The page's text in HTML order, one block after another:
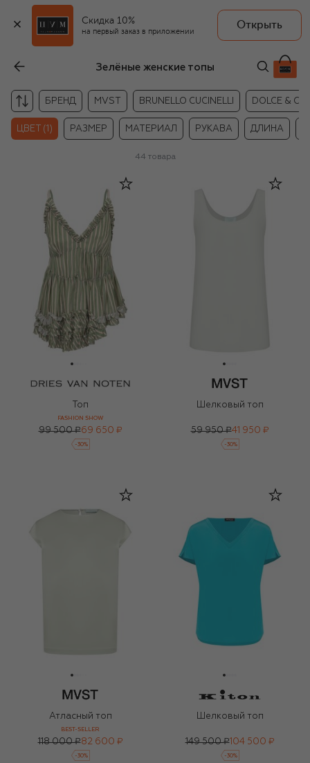
Скидка 10%
на первый заказ в приложении
Открыть
Зелёные женские топы
БРЕНД MVST BRUNELLO CUCINELLI DOLCE &
ЦВЕТ (1) РАЗМЕР МАТЕРИАЛ РУКАВА ДЛИНА
44 товара
Топ
FASHION SHOW
99 500 ₽69 650 ₽
-30%
Шелковый топ
59 950 ₽41 950 ₽
-30%
Атласный топ
BEST-SELLER
118 000 ₽82 600 ₽
-30%
Шелковый топ
149 500 ₽104 500 ₽
-30%